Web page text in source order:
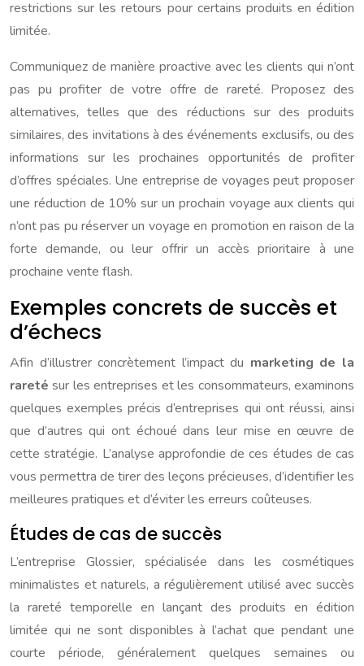
restrictions sur les retours pour certains produits en édition
limitée.
Communiquez de manière proactive avec les clients qui n’ont
pas pu profiter de votre offre de rareté. Proposez des
alternatives, telles que des réductions sur des produits
similaires, des invitations à des événements exclusifs, ou des
informations sur les prochaines opportunités de profiter
d’offres spéciales. Une entreprise de voyages peut proposer
une réduction de 10% sur un prochain voyage aux clients qui
n’ont pas pu réserver un voyage en promotion en raison de la
forte demande, ou leur offrir un accès prioritaire à une
prochaine vente flash.
Exemples concrets de succès et
d’échecs
Afin d’illustrer concrètement l’impact du marketing de la
raretésur les entreprises et les consommateurs, examinons
quelques exemples précis d’entreprises qui ont réussi, ainsi
que d’autres qui ont échoué dans leur mise en œuvre de
cette stratégie. L’analyse approfondie de ces études de cas
vous permettra de tirer des leçons précieuses, d’identifier les
meilleures pratiques et d’éviter les erreurs coûteuses.
Études de cas de succès
L’entreprise Glossier, spécialisée dans les cosmétiques
minimalistes et naturels, a régulièrement utilisé avec succès
la rareté temporelle en lançant des produits en édition
limitée qui ne sont disponibles à l’achat que pendant une
courte période, généralement quelques semaines ou